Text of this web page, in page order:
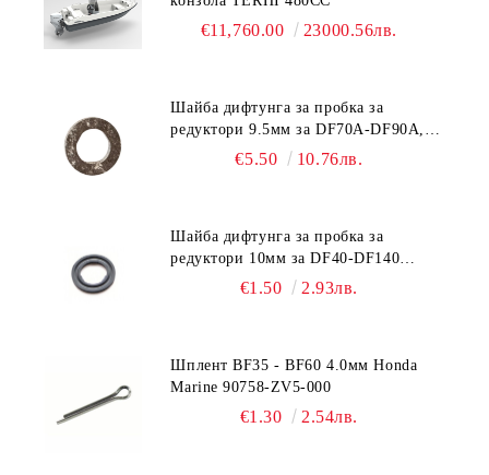
€11,760.00 23000.56лв.
Шайба дифтунга за пробка за
редуктори 9.5мм за DF70A-DF90A,
DF150-DF350 Suzuki 09168-10038
€5.50 10.76лв.
Шайба дифтунга за пробка за
редуктори 10мм за DF40-DF140
Suzuki 09168-10022
€1.50 2.93лв.
Шплент BF35 - BF60 4.0мм Honda
Marine 90758-ZV5-000
€1.30 2.54лв.